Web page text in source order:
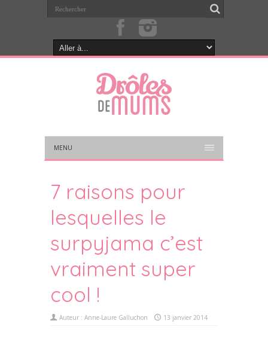
MENU
7 raisons pour
lesquelles le
surpyjama c’est
vraiment super
cool !
Auteur : Anne-Laure Galluchon 13 janvier 2014